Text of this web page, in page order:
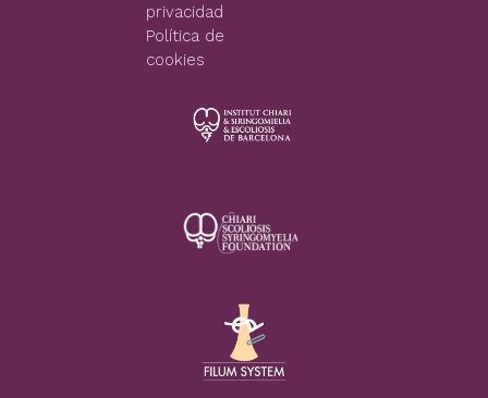
privacidad
Política de
cookies